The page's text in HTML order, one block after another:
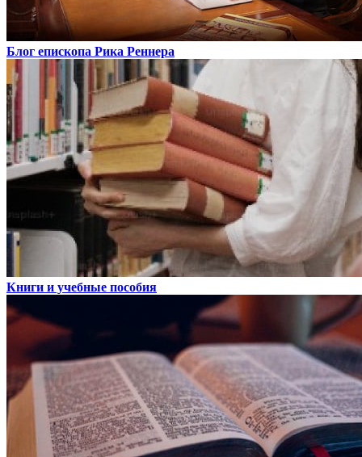
Блог епископа Рика Реннера
Книги и учебные пособия